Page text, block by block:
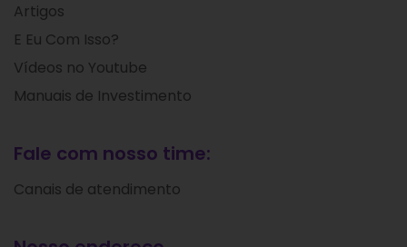
Artigos
E Eu Com Isso?
Vídeos no Youtube
Manuais de Investimento
Fale com nosso time:
Canais de atendimento